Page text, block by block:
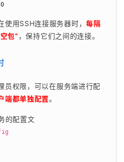
使用SSH连接服务器时，每隔
包”，保持它们之间的连接。
员权限，可以在服务端进行配
端都单独配置。
的配置文